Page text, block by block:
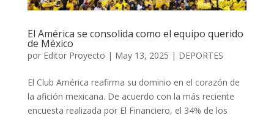
El América se consolida como el equipo querido
de México
por Editor Proyecto | May 13, 2025 | DEPORTES
El Club América reafirma su dominio en el corazón de
la afición mexicana. De acuerdo con la más reciente
encuesta realizada por El Financiero, el 34% de los